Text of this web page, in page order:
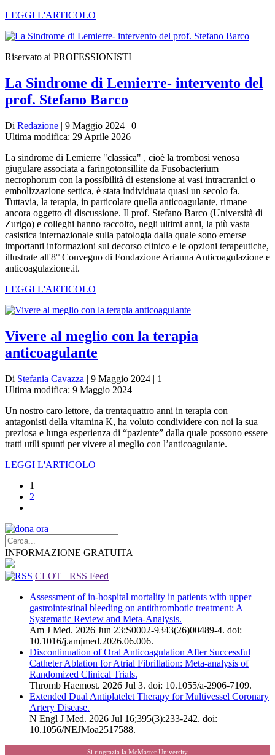
LEGGI L'ARTICOLO
Riservato ai PROFESSIONISTI
La Sindrome di Lemierre- intervento del
prof. Stefano Barco
Di Redazione | 9 Maggio 2024 | 0
Ultima modifica: 29 Aprile 2026
La sindrome di Lemierre "classica" , cioè la trombosi venosa
giugulare associata a faringotonsillite da Fusobacterium
necrophorum con la possibilità di estensione ai vasi intracranici o
embolizzazione settica, è stata individuata quasi un secolo fa.
Tuttavia, la terapia, in particolare quella anticoagulante, rimane
ancora oggetto di discussione. Il prof. Stefano Barco (Università di
Zurigo) e colleghi hanno raccolto, negli ultimi anni, la più vasta
casistica internazionale sulla patologia dalla quale sono emerse
importanti informazioni sul decorso clinico e le opzioni terapeutiche,
illustrate all'8° Convegno di Fondazione Arianna Anticoagulazione e
anticoagulazione.it.
LEGGI L'ARTICOLO
Vivere al meglio con la terapia
anticoagulante
Di Stefania Cavazza | 9 Maggio 2024 | 1
Ultima modifica: 9 Maggio 2024
Un nostro caro lettore, da trentaquattro anni in terapia con
antagonisti della vitamina K, ha voluto condividere con noi la sua
preziosa e lunga esperienza di “paziente” dalla quale possono essere
tratti utili spunti per vivere al meglio con l’anticoagulante.
LEGGI L'ARTICOLO
1
2
INFORMAZIONE GRATUITA
CLOT+ RSS Feed
Assessment of in-hospital mortality in patients with upper
gastrointestinal bleeding on antithrombotic treatment: A
Systematic Review and Meta-Analysis.
Am J Med. 2026 Jun 23:S0002-9343(26)00489-4. doi:
10.1016/j.amjmed.2026.06.006.
Discontinuation of Oral Anticoagulation After Successful
Catheter Ablation for Atrial Fibrillation: Meta-analysis of
Randomized Clinical Trials.
Thromb Haemost. 2026 Jul 3. doi: 10.1055/a-2906-7109.
Extended Dual Antiplatelet Therapy for Multivessel Coronary
Artery Disease.
N Engl J Med. 2026 Jul 16;395(3):233-242. doi:
10.1056/NEJMoa2517588.
Si ringrazia la McMaster University